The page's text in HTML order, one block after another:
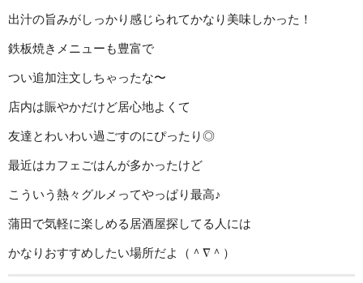
出汁の旨みがしっかり感じられてかなり美味しかった！
鉄板焼きメニューも豊富で
つい追加注文しちゃったな〜
店内は賑やかだけど居心地よくて
友達とわいわい過ごすのにぴったり◎
最近はカフェごはんが多かったけど
こういう熱々グルメってやっぱり最高♪
蒲田で気軽に楽しめる居酒屋探してる人には
かなりおすすめしたい場所だよ（＾∇＾）